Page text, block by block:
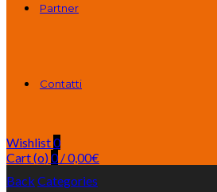
Partner
Contatti
Wishlist0
Cart (o)0 /0,00€
Back Categories